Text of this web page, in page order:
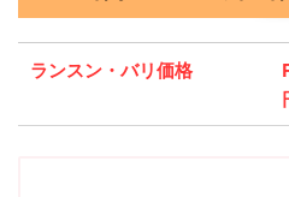
ランスン・バリ価格